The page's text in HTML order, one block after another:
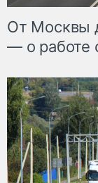
От Москвы
— о работе